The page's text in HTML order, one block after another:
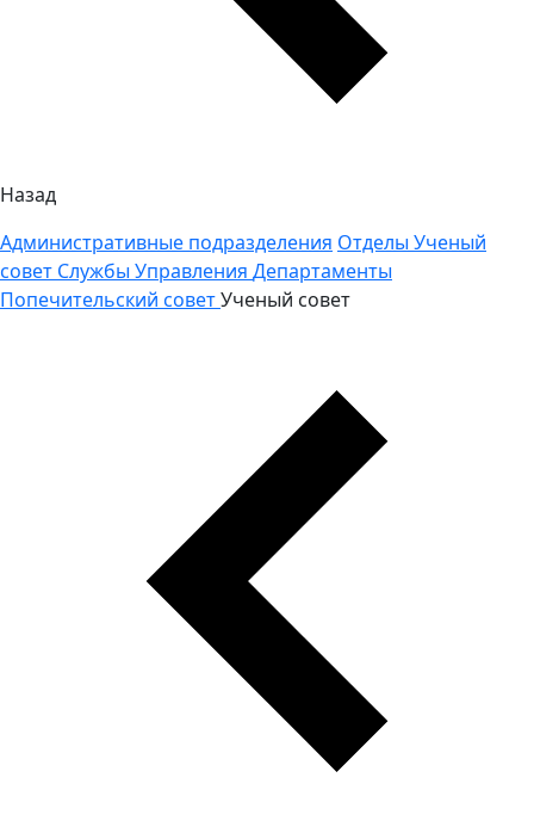
Назад
Административные подразделения Отделы Ученый
совет Службы Управления Департаменты
Попечительский советУченый совет